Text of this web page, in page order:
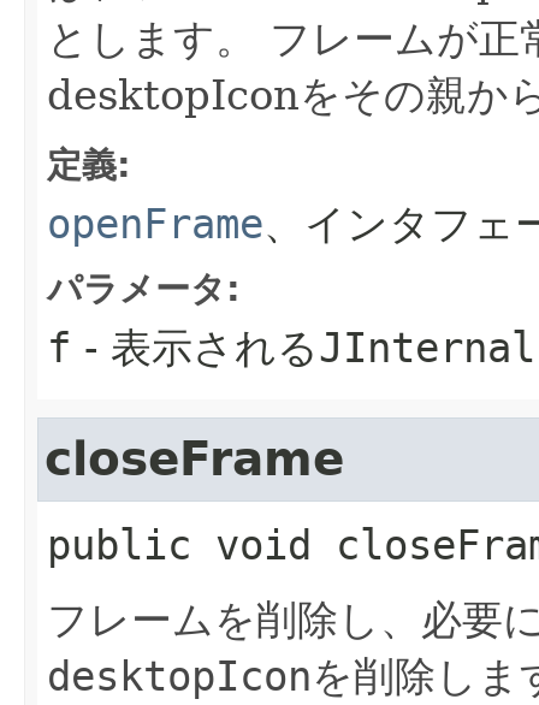
とします。
フレームが正
desktopIconをその親か
定義:
openFrame、インタフェ
パラメータ:
f - 表示される
closeFrame
public void
フレームを削除し、必要
desktopIconを削除しま